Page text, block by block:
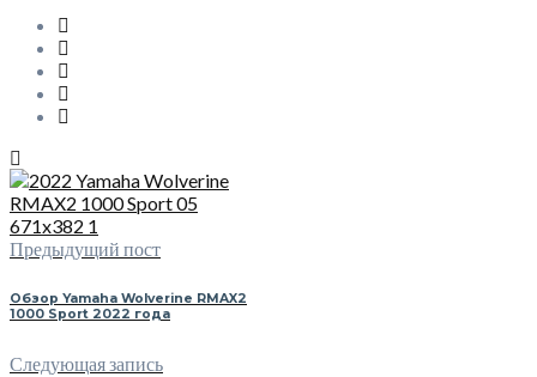
Отправить
Предыдущий пост
Обзор Yamaha Wolverine RMAX2
1000 Sport 2022 года
Следующая запись